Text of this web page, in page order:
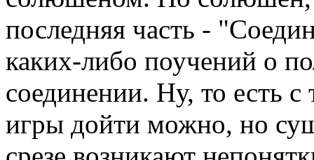
последняя часть -
каких-либо поучений о
соединении. Ну, то есть
игры дойти можно, но